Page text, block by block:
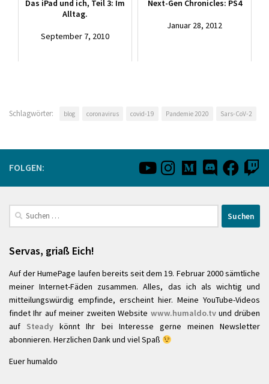
Das iPad und ich, Teil 3: Im
Alltag.
September 7, 2010
Next-Gen Chronicles: PS4
Januar 28, 2012
Schlagwörter: blog coronavirus covid-19 Pandemie 2020 Sars-CoV-2
FOLGEN:
Suchen
nach:
Servas, griaß Eich!
Auf der HumePage laufen bereits seit dem 19. Februar 2000 sämtliche
meiner Internet-Fäden zusammen. Alles, das ich als wichtig und
mitteilungswürdig empfinde, erscheint hier. Meine YouTube-Videos
findet Ihr auf meiner zweiten Website www.humaldo.tvund drüben
auf Steady könnt Ihr bei Interesse gerne meinen Newsletter
abonnieren. Herzlichen Dank und viel Spaß
Euer humaldo